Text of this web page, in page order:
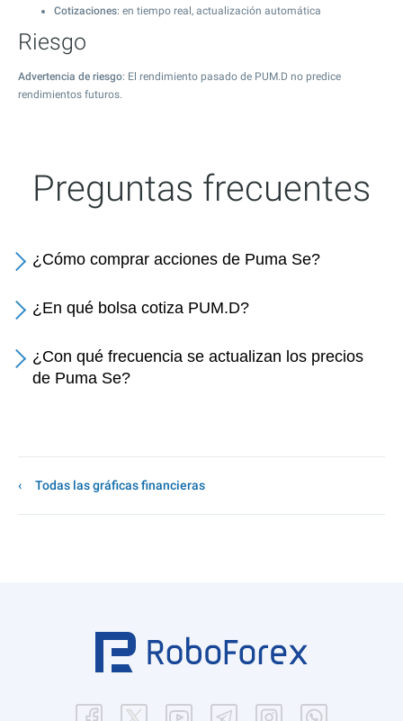
Cotizaciones: en tiempo real, actualización automática
Riesgo
Advertencia de riesgo: El rendimiento pasado de PUM.D no predice
rendimientos futuros.
Preguntas frecuentes
¿Cómo comprar acciones de Puma Se?
¿En qué bolsa cotiza PUM.D?
¿Con qué frecuencia se actualizan los precios
de Puma Se?
Todas las gráficas financieras